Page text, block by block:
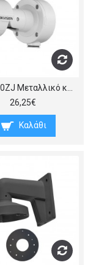
DS-1260ZJ Μεταλλικό κουτί διακλάδωσης για κάμερες bullet της HIKVISION και της MAZi.
26,25€
Καλάθι